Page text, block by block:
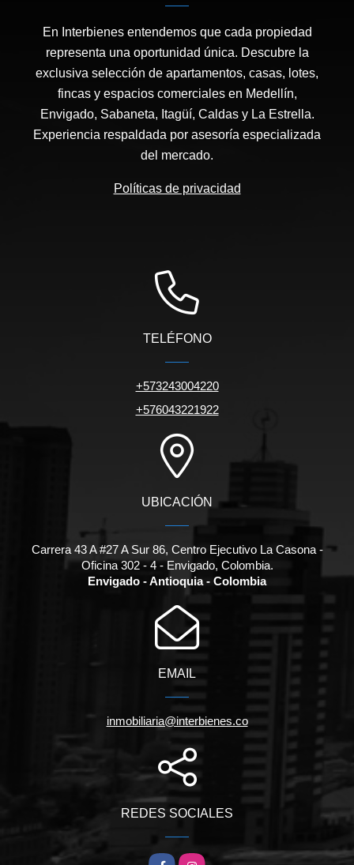
En Interbienes entendemos que cada propiedad
representa una oportunidad única. Descubre la
exclusiva selección de apartamentos, casas, lotes,
fincas y espacios comerciales en Medellín,
Envigado, Sabaneta, Itagüí, Caldas y La Estrella.
Experiencia respaldada por asesoría especializada
del mercado.
Políticas de privacidad
TELÉFONO
+573243004220
+576043221922
UBICACIÓN
Carrera 43 A #27 A Sur 86, Centro Ejecutivo La Casona -
Oficina 302 - 4 - Envigado, Colombia.
Envigado - Antioquia - Colombia
EMAIL
inmobiliaria@interbienes.co
REDES SOCIALES